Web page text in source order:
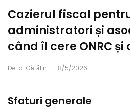
Cazierul fiscal
administratori și
când îl cere ONRC
De la Cătălin . 8/5/2026
Sfaturi generale